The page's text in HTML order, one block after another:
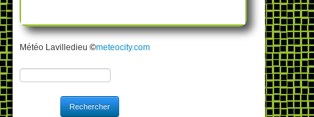
Météo Lavilledieu ©meteocity.com
Rechercher